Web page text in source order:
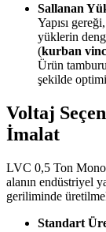
Sallanan
Yapısı
yüklerin
(kurban
Ürün
şekilde
Voltaj
İmalat
LVC 0,5 Ton
alanın endüstriyel
geriliminde
Standart